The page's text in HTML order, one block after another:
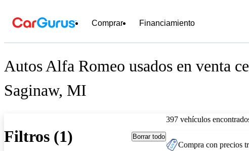
Comprar Financiamiento
Autos Alfa Romeo usados en venta
Saginaw, MI
Filtros (1) Borrar todo
397 vehículos
Compra con precios